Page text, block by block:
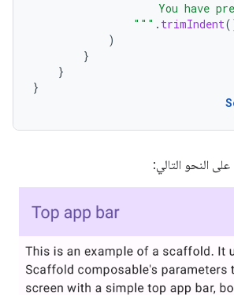
You have
                """
. trimIndent
)
}
}
}
النحو التالي: